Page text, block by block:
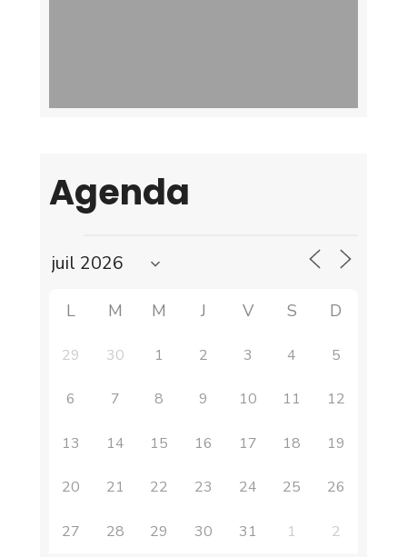
Agenda
L M M J V S D
29 30 1 2 3 4 5
6 7 8 9 10 11 12
13 14 15 16 17 18 19
20 21 22 23 24 25 26
27 28 29 30 31 1 2